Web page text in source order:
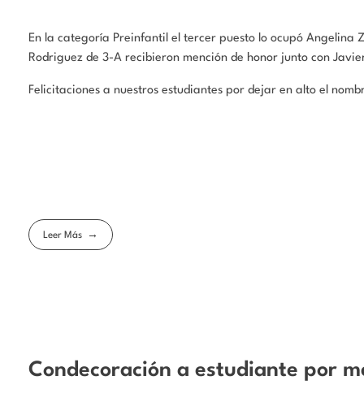
En la categoría Preinfantil el tercer puesto lo ocupó Angelina
Rodriguez de 3-A recibieron mención de honor junto con
Felicitaciones a nuestros estudiantes por dejar en alto el
Leer Más
Condecoración a estudiante por